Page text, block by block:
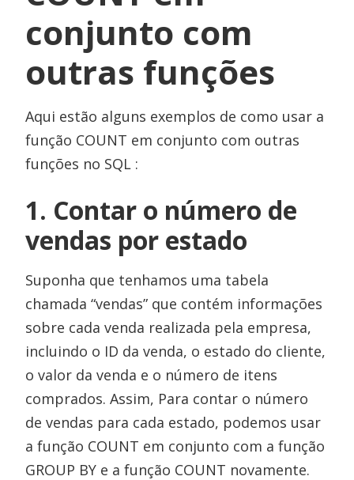
conjunto com
outras funções
Aqui estão alguns exemplos de como usar a
função COUNT em conjunto com outras
funções no SQL :
1. Contar o número de
vendas por estado
Suponha que tenhamos uma tabela
chamada “vendas” que contém informações
sobre cada venda realizada pela empresa,
incluindo o ID da venda, o estado do cliente,
o valor da venda e o número de itens
comprados. Assim, Para contar o número
de vendas para cada estado, podemos usar
a função COUNT em conjunto com a função
GROUP BY e a função COUNT novamente.